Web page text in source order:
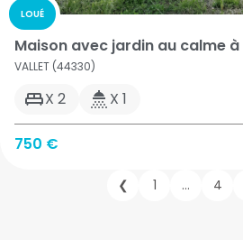
Maison avec jardin au calme à
VALLET (44330)
X 2 X 1
750 €
LOUÉ
❮ 1 … 4